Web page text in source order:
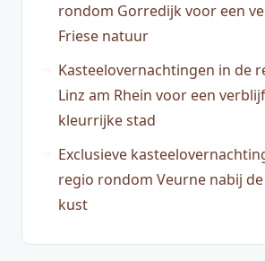
rondom Gorredijk voor een
Friese natuur
Kasteelovernachtingen in de
Linz am Rhein voor een
kleurrijke stad
Exclusieve
regio rondom Veurne nabij
kust